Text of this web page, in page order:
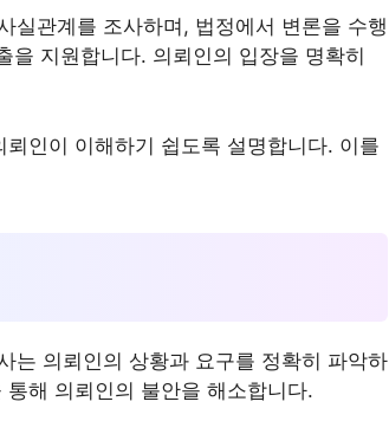
실관계를 조사하며, 법정에서 변론을 수행
지원합니다. 의뢰인의 입장을 명확히
인이 이해하기 쉽도록 설명합니다. 이를
는 의뢰인의 상황과 요구를 정확히 파악하
해 의뢰인의 불안을 해소합니다.